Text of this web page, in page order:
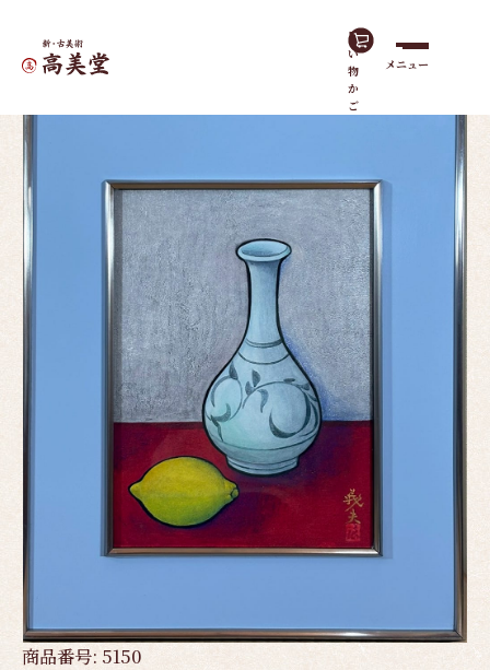
買
い
物
か
ご
メニュー
ホーム作品一覧
商品番号: 5150